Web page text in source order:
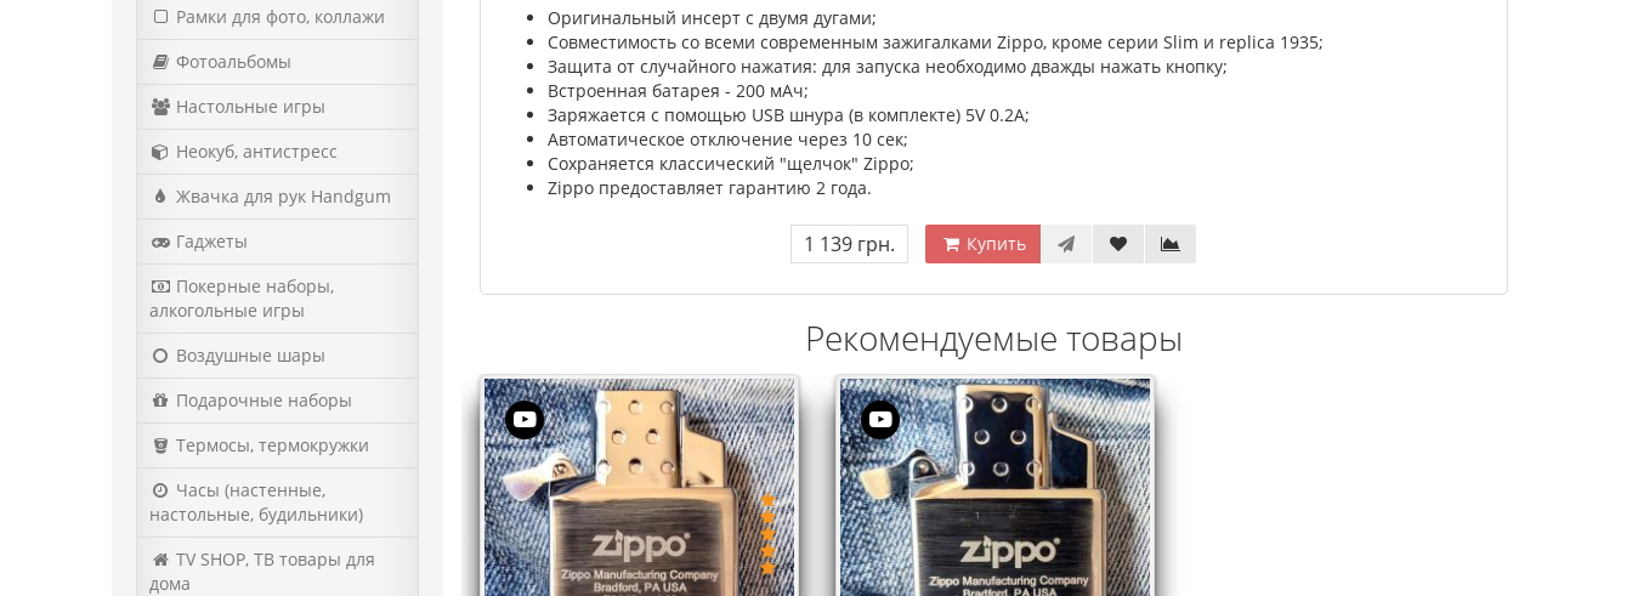
Рамки для фото, коллажи
Фотоальбомы
Настольные игры
Неокуб, антистресс
Жвачка для рук Handgum
Гаджеты
Покерные наборы,
алкогольные игры
Воздушные шары
Подарочные наборы
Термосы, термокружки
Часы (настенные,
настольные, будильники)
TV SHOP, ТВ товары для
дома
Оригинальный инсерт с двумя дугами;
Совместимость со всеми современным зажигалками Zippo, кроме серии Slim и replica 1935;
Защита от случайного нажатия: для запуска необходимо дважды нажать кнопку;
Встроенная батарея - 200 мАч;
Заряжается с помощью USB шнура (в комплекте) 5V 0.2A;
Автоматическое отключение через 10 сек;
Сохраняется классический "щелчок" Zippo;
Zippo предоставляет гарантию 2 года.
1 139 грн. Купить
Рекомендуемые товары